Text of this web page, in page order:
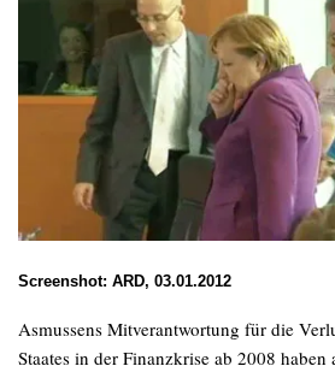
Screenshot: ARD, 03.01.2012
Asmussens Mitverantwortung für die
Staates in der Finanzkrise ab 2008 haben